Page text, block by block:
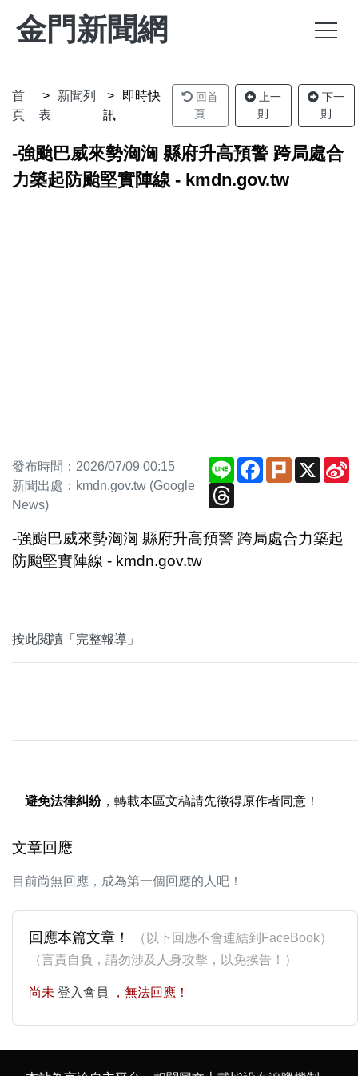
金門新聞網
首
頁
新聞列
表
即時快
訊
回首
頁
上一
則
下一
則
-強颱巴威來勢洶洶 縣府升高預警 跨局處合
力築起防颱堅實陣線 - kmdn.gov.tw
發布時間：2026/07/09 00:15
新聞出處：kmdn.gov.tw (Google
News)
Line Facebook
Plurk X
-強颱巴威來勢洶洶 縣府升高預警 跨局處合力築起
防颱堅實陣線 - kmdn.gov.tw
按此閱讀「完整報導」
避免法律糾紛，轉載本區文稿請先徵得原作者同意！
文章回應
目前尚無回應，成為第一個回應的人吧！
回應本篇文章！
（以下回應不會連結到FaceBook）
（言責自負，請勿涉及人身攻擊，以免挨告！）
尚未 登入會員 ，無法回應！